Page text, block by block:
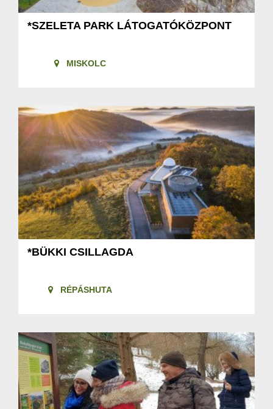
*SZELETA PARK LÁTOGATÓKÖZPONT
MISKOLC
*BÜKKI CSILLAGDA
RÉPÁSHUTA